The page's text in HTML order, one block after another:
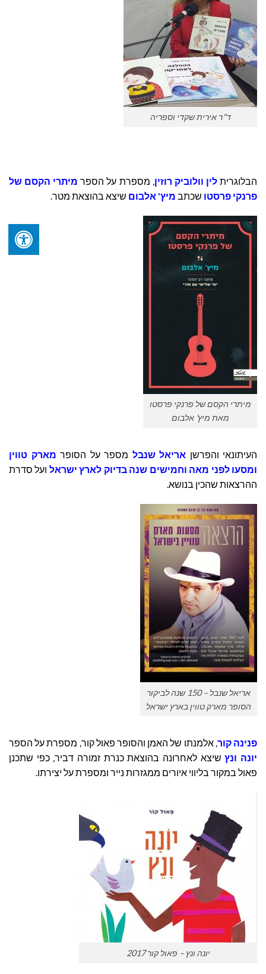
ד"ר אירית שקדי וספריה
הבלוגרית לין וולוביק רוזין, מספרת על הספר מיתרי הקסם של
פרנקי פרסטו שכתב מיץ' אלבום שיצא בהוצאת מטר.
מיתרי הקסם של פרנקי פרסטו
מאת מיץ' אלבום
העיתונאי והפרשן אריאל שנבל מספר על הסופר מארק טווין
ומסעו לפני מאה וחמישים שנה בדיוק לארץ ישראל ועל סדרת
ההרצאות שהכין בנושא.
אריאל שנבל – 150 שנה לביקור
הסופר מארק טווין בארץ ישראל
פנינה קור, אלמנתו של האמן והסופר פאול קור, מספרת על הספר
יונה ונץ שיצא לאחרונה בהוצאת כנרת זמורה דביר, כפי שתכנן
פאול במקור בליווי איורים ממגזרות נייר ומספרת על יצירתו.
יונה ונץ – פאול קור 2017